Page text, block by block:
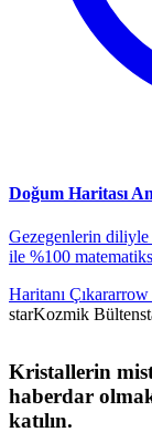
Doğum Haritası
Gezegenlerin diliyle
ile %100
Haritanı Çıkar
starKozmik Bülten
Kristallerin
haberdar
katılın.